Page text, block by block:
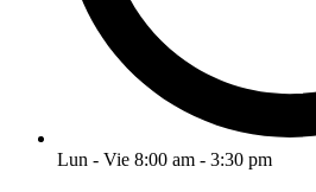
Lun - Vie 8:00 am - 3:30 pm